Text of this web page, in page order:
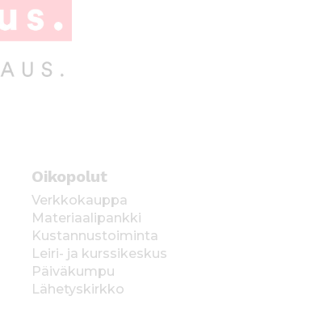
Oikopolut
Verkkokauppa
Materiaalipankki
Kustannustoiminta
Leiri- ja kurssikeskus
Päiväkumpu
Lähetyskirkko